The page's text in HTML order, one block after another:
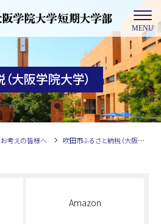
MENU
大阪学院大学）
考えの皆様へ 吹田市ふるさと納税（大阪学院大学）
Amazon